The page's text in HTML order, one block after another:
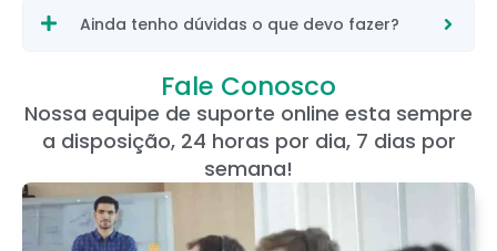
Ainda tenho dúvidas o que devo fazer?
Fale Conosco
Nossa equipe de suporte online esta sempre
a disposição, 24 horas por dia, 7 dias por
semana!